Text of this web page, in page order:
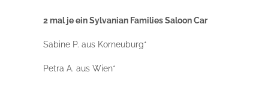
2 mal je ein Sylvanian Families Saloon Car
Sabine P. aus Korneuburg*
Petra A. aus Wien*